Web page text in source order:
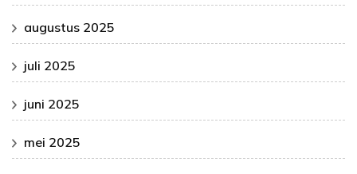
augustus 2025
juli 2025
juni 2025
mei 2025